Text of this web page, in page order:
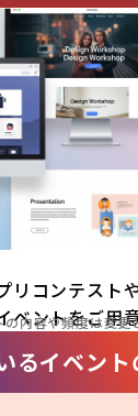
リコンテスト
ベントをご用
内容や頻度は変更
るイベント